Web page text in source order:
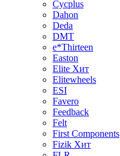
Cycplus
Dahon
Deda
DMT
e*Thirteen
Easton
Elite Хит
Elitewheels
ESI
Favero
Feedback
Felt
First Components
Fizik Хит